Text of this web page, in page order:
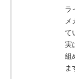
ラ
て
実
組
ま